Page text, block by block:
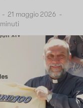
- 21 maggio 2026 -
minuti